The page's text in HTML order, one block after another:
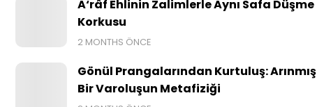
A‘râf Ehlinin Zalimlerle Aynı Safa Düşme
Korkusu
2 MONTHS ÖNCE
Gönül Prangalarından Kurtuluş: Arınmış
Bir Varoluşun Metafiziği